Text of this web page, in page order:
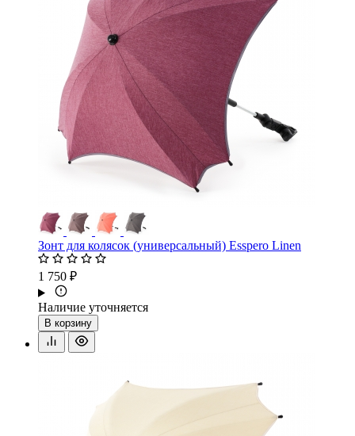
Зонт для колясок (универсальный) Esspero Linen
1 750 ₽
Наличие уточняется
В корзину